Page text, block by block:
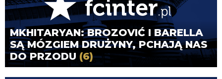
MKHITARYAN: BROZOVIĆ I BARELLA
SĄ MÓZGIEM DRUŻYNY, PCHAJĄ NAS
DO PRZODU (6)